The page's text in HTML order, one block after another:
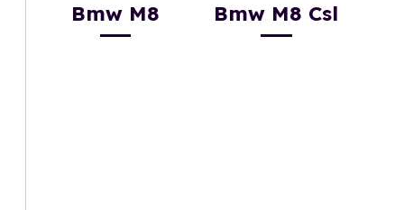
Bmw M8 Bmw M8 Csl